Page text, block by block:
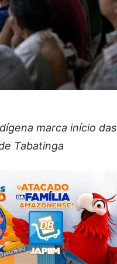
marca início das
Tabatinga